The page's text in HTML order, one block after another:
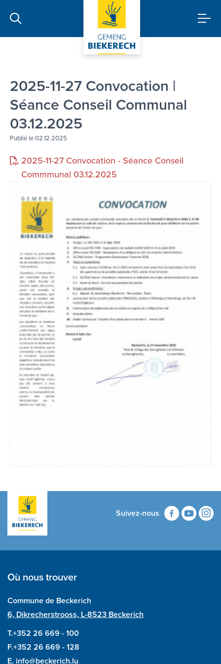
2025-11-27 Convocation |
Séance Conseil Communal
03.12.2025
Publié le 02.12.2025
2025-11-27 Convocation - Séance Conseil
Commmunal 03.12.2025
Suivez-nous
Où nous trouver
Commune de Beckerich
6, Dikrecherstrooss, L-8523 Beckerich
T.+352 26 669 - 100
F.+352 26 669 - 128
E. info@beckerich.lu